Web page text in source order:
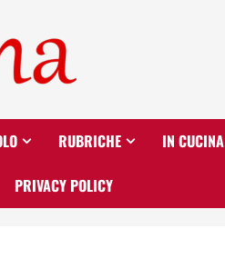
RUBRICHE IN CUCINA
PRIVACY POLICY